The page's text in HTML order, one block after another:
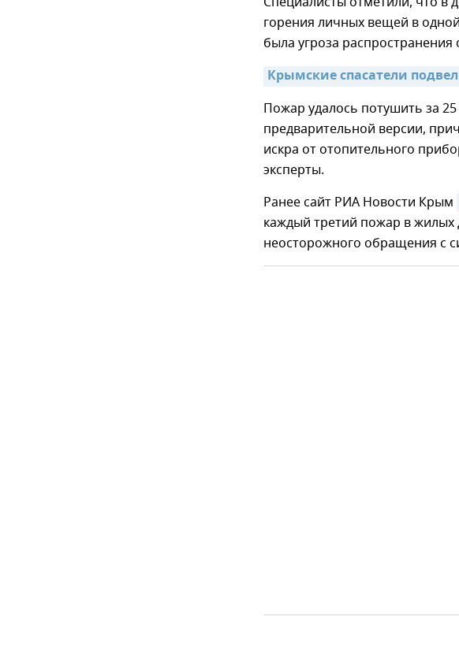
горения личных вещей в
была угроза
Крымские спасатели
Пожар удалось потушить за
предварительной версии,
искра от отопительного
эксперты.
Ранее сайт РИА Новости Крым
каждый третий пожар в жилых
неосторожного обращения с